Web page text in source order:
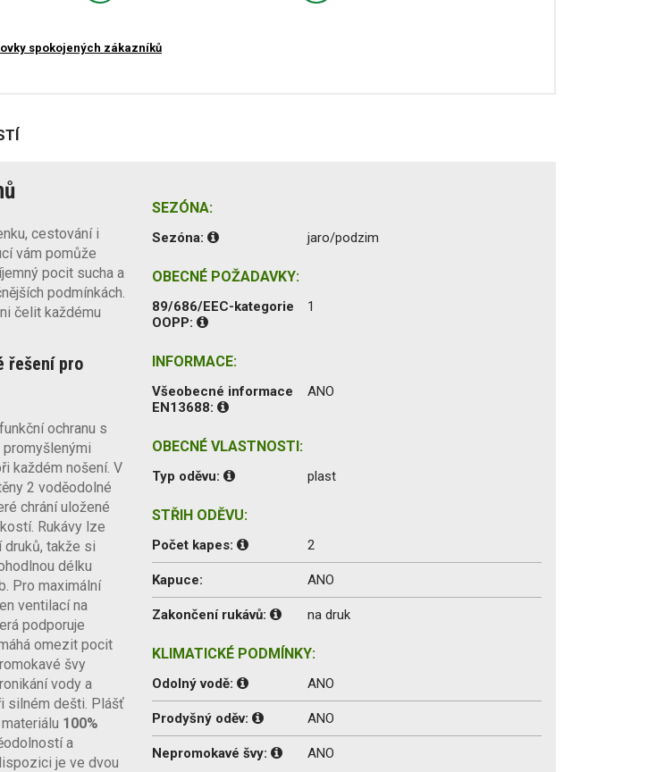
spokojených zákazníků
cestování i
vám pomůže
pocit sucha a
podmínkách.
čelit každému
řešení pro
ochranu s
každém nošení. V
2 voděodolné
chrání uložené
Rukávy lze
druků, takže si
délku
Pro maximální
ventilací na
podporuje
omezit pocit
švy
vody a
silném dešti. Plášť
100%
a
je ve dvou
SEZÓNA:
Sezóna: jaro/podzim
OBECNÉ POŽADAVKY:
89/686/EEC-kategorie
OOPP:
1
INFORMACE:
Všeobecné informace
EN13688:
ANO
OBECNÉ VLASTNOSTI:
Typ oděvu: plast
STŘIH ODĚVU:
Počet kapes: 2
Kapuce: ANO
Zakončení rukávů: na druk
KLIMATICKÉ PODMÍNKY:
Odolný vodě: ANO
Prodyšný oděv: ANO
Nepromokavé švy: ANO